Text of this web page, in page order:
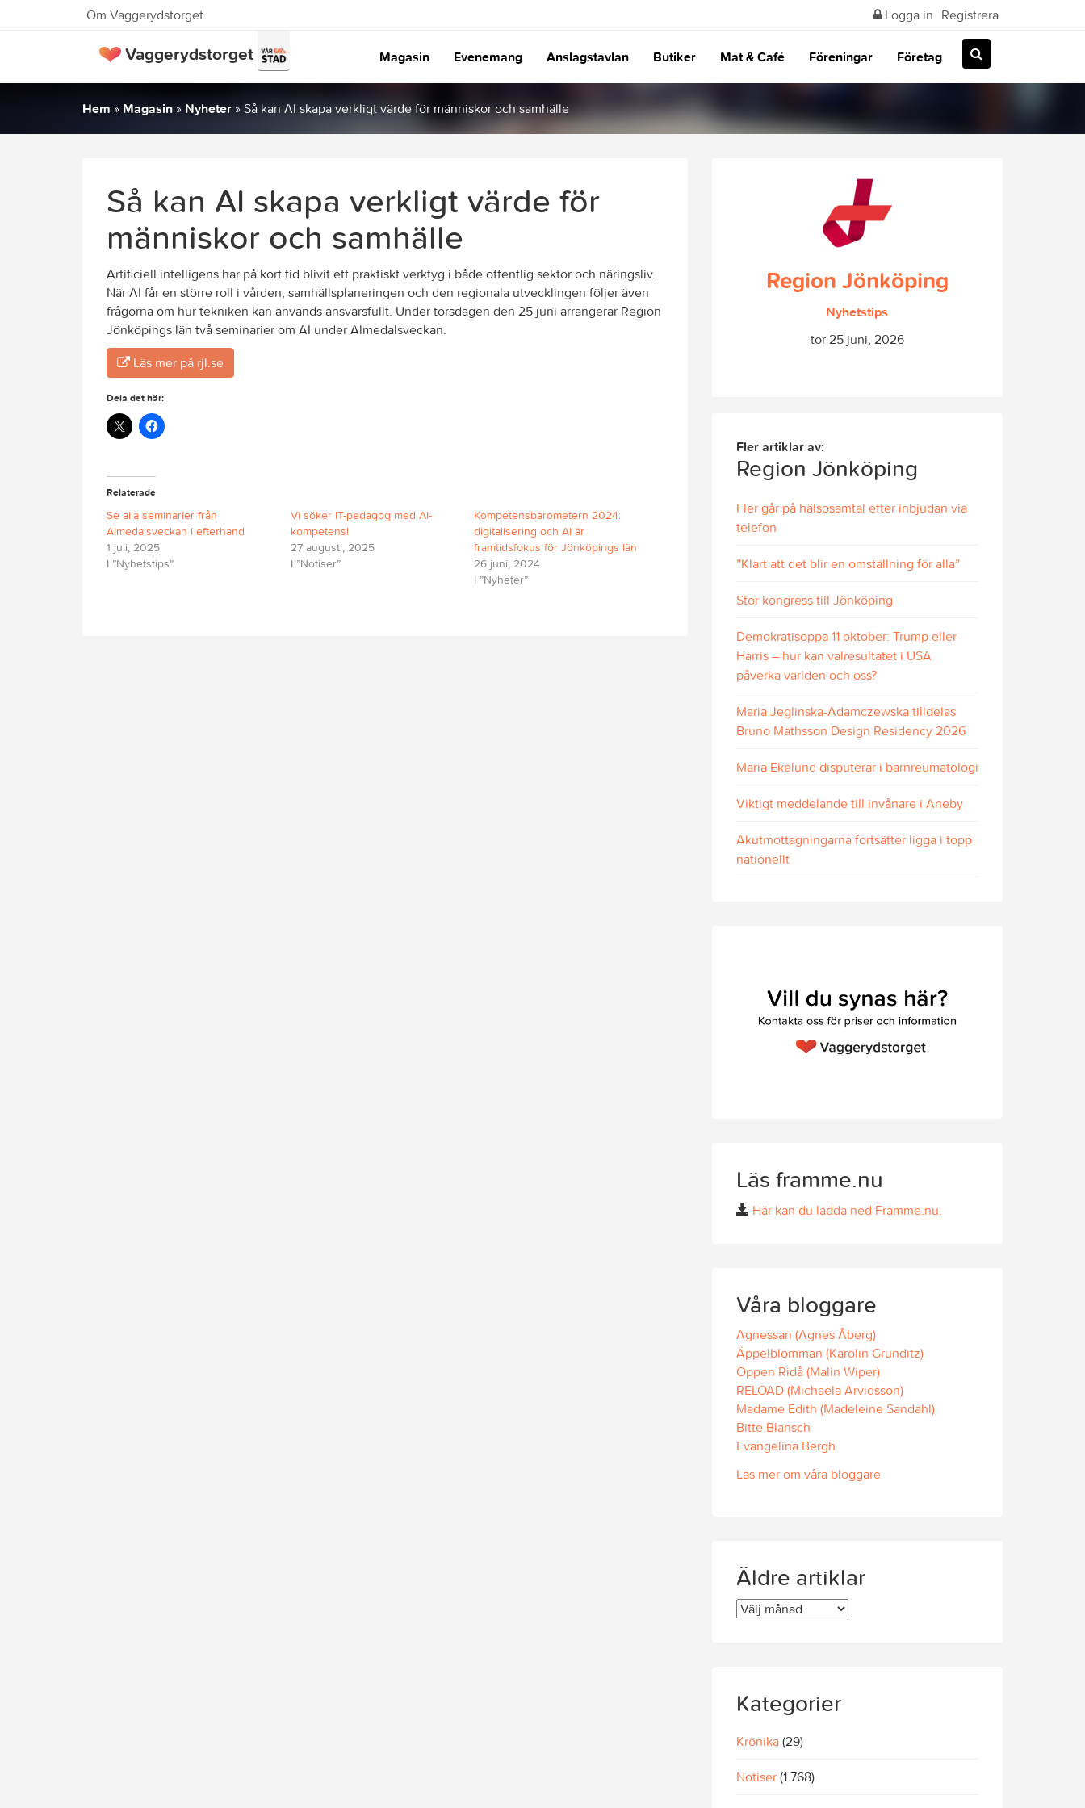
Om Vaggerydstorget Logga in Registrera
Vaggerydstorget Magasin Evenemang Anslagstavlan Butiker Mat & Café Föreningar Företag
Hem » Magasin » Nyheter » Så kan AI skapa verkligt värde för människor och samhälle
Så kan AI skapa verkligt värde för
människor och samhälle
Artificiell intelligens har på kort tid blivit ett praktiskt verktyg i både offentlig sektor och näringsliv.
När AI får en större roll i vården, samhällsplaneringen och den regionala utvecklingen följer även
frågorna om hur tekniken kan används ansvarsfullt. Under torsdagen den 25 juni arrangerar Region
Jönköpings län två seminarier om AI under Almedalsveckan.
Läs mer på rjl.se
Dela det här:
Relaterade
Se alla seminarier från
Almedalsveckan i efterhand
1 juli, 2025
I ”Nyhetstips”
Vi söker IT-pedagog med AI-
kompetens!
27 augusti, 2025
I ”Notiser”
Kompetensbarometern 2024:
digitalisering och AI är
framtidsfokus för Jönköpings län
26 juni, 2024
I ”Nyheter”
Region Jönköping
Nyhetstips
tor 25 juni, 2026
Fler artiklar av:
Region Jönköping
Fler går på hälsosamtal efter inbjudan via
telefon
”Klart att det blir en omställning för alla”
Stor kongress till Jönköping
Demokratisoppa 11 oktober: Trump eller
Harris – hur kan valresultatet i USA
påverka världen och oss?
Maria Jeglinska-Adamczewska tilldelas
Bruno Mathsson Design Residency 2026
Maria Ekelund disputerar i barnreumatologi
Viktigt meddelande till invånare i Aneby
Akutmottagningarna fortsätter ligga i topp
nationellt
Läs framme.nu
Här kan du ladda ned Framme.nu.
Våra bloggare
Agnessan (Agnes Åberg)
Äppelblomman (Karolin Grunditz)
Öppen Ridå (Malin Wiper)
RELOAD (Michaela Arvidsson)
Madame Edith (Madeleine Sandahl)
Bitte Blansch
Evangelina Bergh
Läs mer om våra bloggare
Äldre artiklar
Äldre
Kategorier
Krönika (29)
Notiser (1 768)